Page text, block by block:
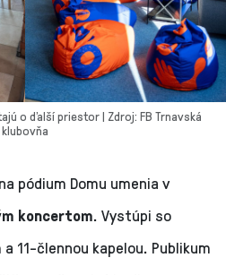
o ďalší priestor | Zdroj: FB Trnavská
klubovňa
pódium Domu umenia v
koncertom. Vystúpi so
11-člennou kapelou. Publikum